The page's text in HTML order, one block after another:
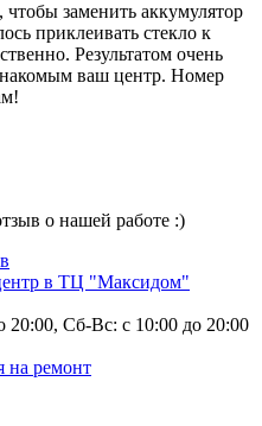
заменить аккумулятор
приклеивать стекло к
Результатом очень
ваш центр. Номер
о нашей работе :)
в ТЦ "Максидом"
20:00, Сб-Вс: с 10:00 до 20:00
на ремонт